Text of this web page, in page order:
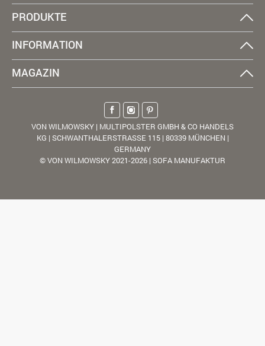
PRODUKTE
INFORMATION
MAGAZIN
VON WILMOWSKY | MULTIPOLSTER GMBH & CO HANDELS
KG | SCHWANTHALERSTRASSE 115 | 80339 MÜNCHEN |
GERMANY
© VON WILMOWSKY 2021-2026 | SOFA MANUFAKTUR